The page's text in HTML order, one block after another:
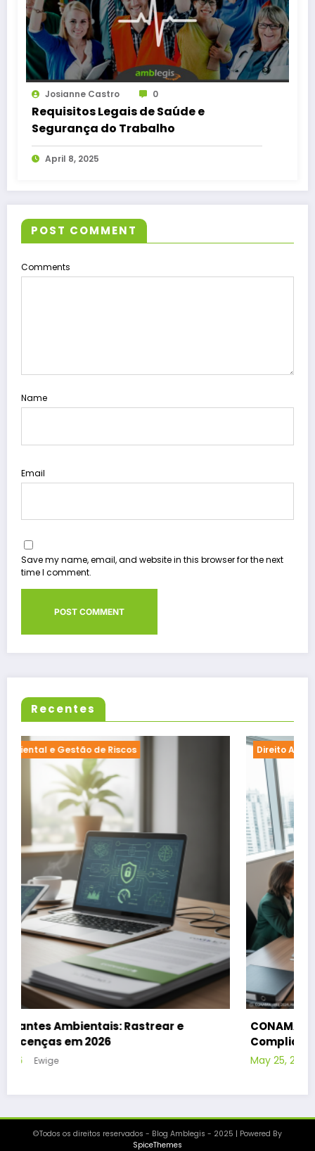
Josianne Castro 0
Requisitos Legais de Saúde e
Segurança do Trabalho
April 8, 2025
POST COMMENT
Comments
Name
Email
Save my name, email, and website in this browser for the next
time I comment.
Recentes
Direito Ambiental e Gestão de Riscos
CONAMA 491/2024: Impacto no Setor Elétrico e
Compliance
May 25, 2026
©Todos os direitos reservados - Blog Amblegis - 2025 | Powered By
SpiceThemes